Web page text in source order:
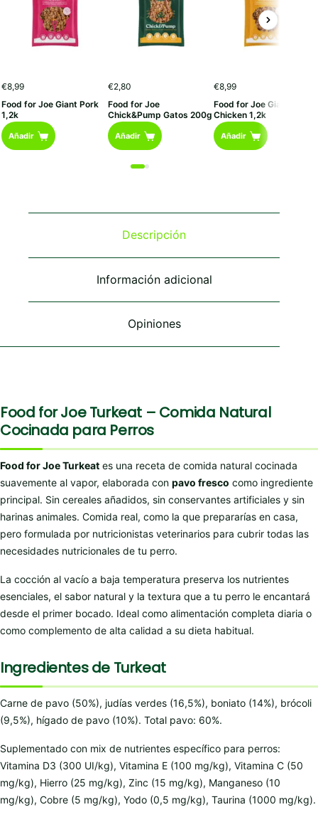
€8,99
Food for Joe Giant Pork
1,2k
Añadir
€2,80
Food for Joe
Chick&Pump Gatos 200g
Añadir
€8,99
Food for Joe Giant
Chicken 1,2k
Añadir
Descripción
Información adicional
Opiniones
Food for Joe Turkeat – Comida Natural
Cocinada para Perros
Food for Joe Turkeat es una receta de comida natural cocinada
suavemente al vapor, elaborada con pavo fresco como ingrediente
principal. Sin cereales añadidos, sin conservantes artificiales y sin
harinas animales. Comida real, como la que prepararías en casa,
pero formulada por nutricionistas veterinarios para cubrir todas las
necesidades nutricionales de tu perro.
La cocción al vacío a baja temperatura preserva los nutrientes
esenciales, el sabor natural y la textura que a tu perro le encantará
desde el primer bocado. Ideal como alimentación completa diaria o
como complemento de alta calidad a su dieta habitual.
Ingredientes de Turkeat
Carne de pavo (50%), judías verdes (16,5%), boniato (14%), brócoli
(9,5%), hígado de pavo (10%). Total pavo: 60%.
Suplementado con mix de nutrientes específico para perros:
Vitamina D3 (300 UI/kg), Vitamina E (100 mg/kg), Vitamina C (50
mg/kg), Hierro (25 mg/kg), Zinc (15 mg/kg), Manganeso (10
mg/kg), Cobre (5 mg/kg), Yodo (0,5 mg/kg), Taurina (1000 mg/kg).